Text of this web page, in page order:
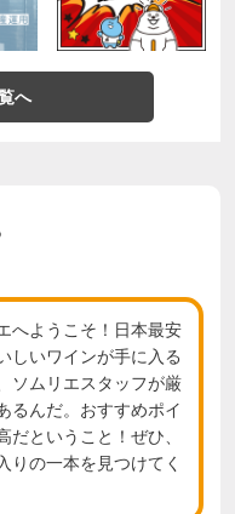
へ
へようこそ！日本最安
しいワインが手に入る
ソムリエスタッフが厳
るんだ。おすすめポイ
ということ！ぜひ、
りの一本を見つけてく